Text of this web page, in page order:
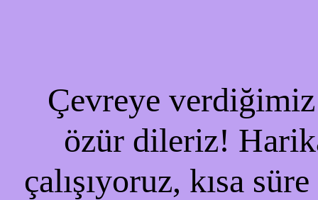
Çevreye verdiğimiz
özür dileriz!
çalışıyoruz, kısa